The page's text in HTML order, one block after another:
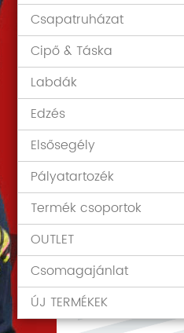
Csapatruházat
Cipő & Táska
Labdák
Edzés
Elsősegély
Pályatartozék
Termék csoportok
OUTLET
Csomagajánlat
ÚJ TERMÉKEK